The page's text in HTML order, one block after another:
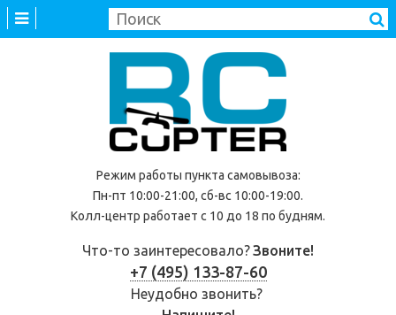
Режим работы пункта самовывоза:
Пн-пт 10:00-21:00, сб-вс 10:00-19:00.
Колл-центр работает с 10 до 18 по будням.
Что-то заинтересовало?Звоните!
+7 (495) 133-87-60
Неудобно звонить?